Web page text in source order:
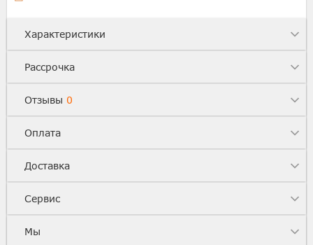
Характеристики
Рассрочка
Отзывы 0
Оплата
Доставка
Сервис
Мы